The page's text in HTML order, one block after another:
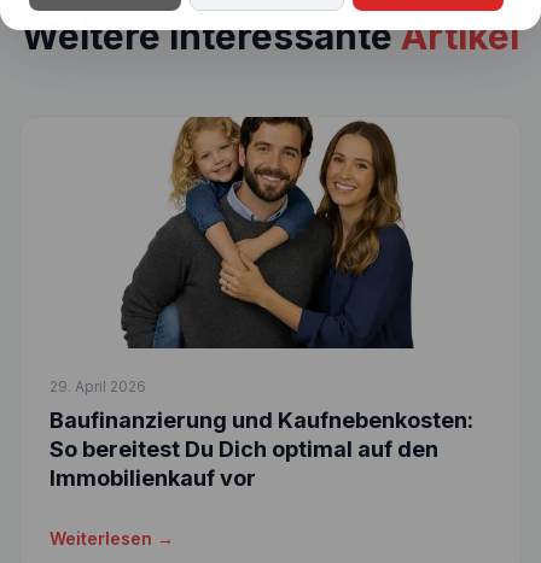
Weitere interessanteArtikel
29. April 2026
Baufinanzierung und Kaufnebenkosten:
So bereitest Du Dich optimal auf den
Immobilienkauf vor
Weiterlesen →